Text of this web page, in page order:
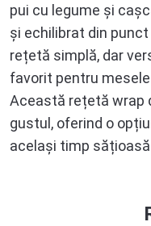
pui cu legume și
și echilibrat din
rețetă simplă, dar
favorit pentru
Această rețetă wrap
gustul, oferind o
același timp